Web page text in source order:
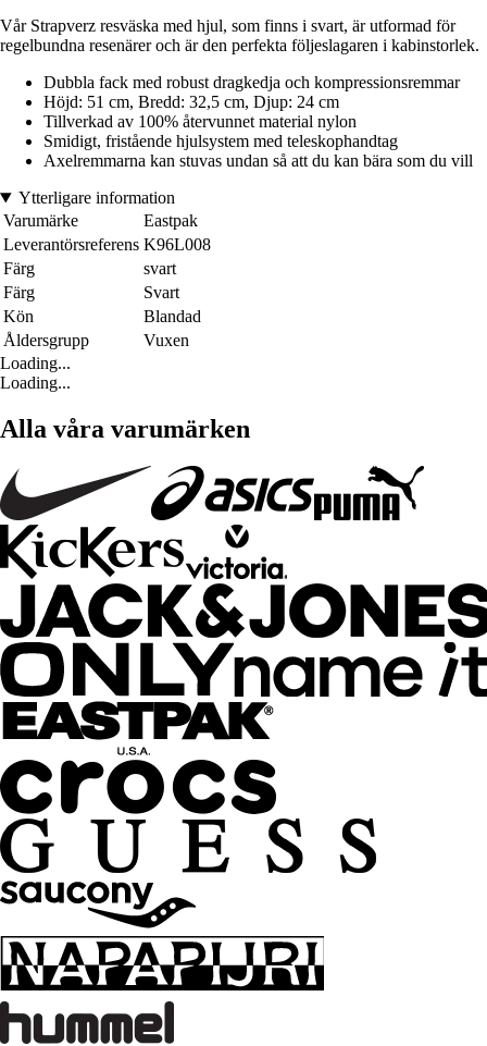
Vår Strapverz resväska med hjul, som finns i svart, är utformad för
regelbundna resenärer och är den perfekta följeslagaren i kabinstorlek.
Dubbla fack med robust dragkedja och kompressionsremmar
Höjd: 51 cm, Bredd: 32,5 cm, Djup: 24 cm
Tillverkad av 100% återvunnet material nylon
Smidigt, fristående hjulsystem med teleskophandtag
Axelremmarna kan stuvas undan så att du kan bära som du vill
Ytterligare information
Varumärke
Eastpak
Leverantörsreferens K96L008
Färg
svart
Färg
Svart
Kön
Blandad
Åldersgrupp
Vuxen
Loading...
Loading...
Alla våra varumärken